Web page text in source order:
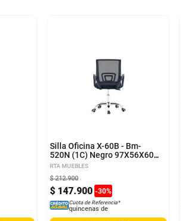
Silla Oficina X-60B - Bm-
520N (1C) Negro 97X56X60
Cm
RTA MUEBLES
$ 147.900 -30%
$ 212.900
Cuota de Referencia*
quincenas de